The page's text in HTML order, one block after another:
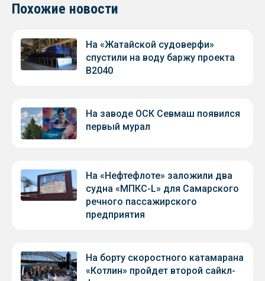
Похожие новости
На «Жатайской судоверфи»
спустили на воду баржу проекта
В2040
На заводе ОСК Севмаш появился
первый мурал
На «Нефтефлоте» заложили два
судна «МПКС-L» для Самарского
речного пассажирского
предприятия
На борту скоростного катамарана
«Котлин» пройдет второй сайкл-